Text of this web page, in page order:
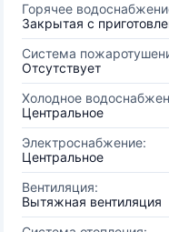
Горячее
Закрытая с
Система
Отсутствует
Холодное
Центральное
Электроснабжение:
Центральное
Вентиляция:
Вытяжная вентиляция